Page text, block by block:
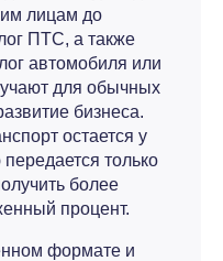
лицам до
ПТС, а также
автомобиля или
для обычных
бизнеса.
остается у
только
более
процент.
формате и